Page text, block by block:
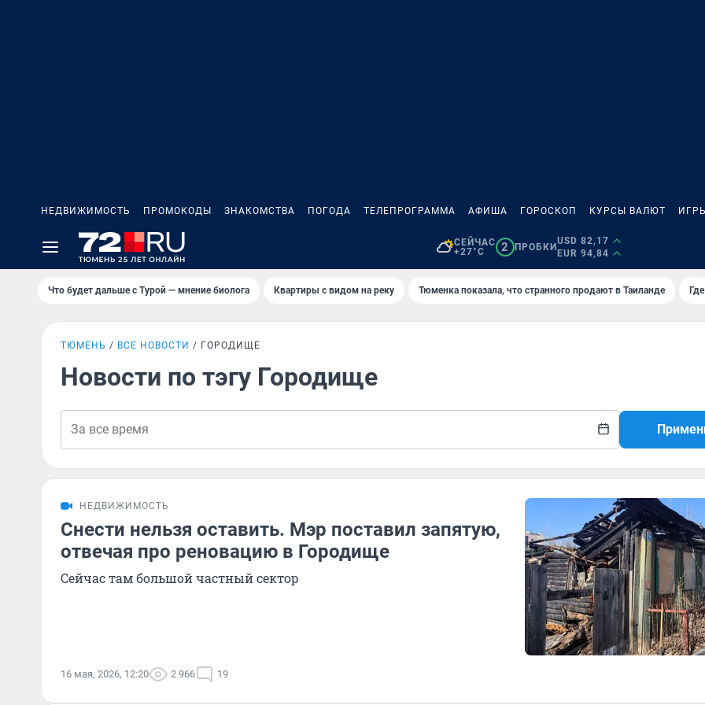
НЕДВИЖИМОСТЬ ПРОМОКОДЫ ЗНАКОМСТВА ПОГОДА ТЕЛЕПРОГРАММА АФИША ГОРОСКОП КУРСЫ ВАЛЮТ
СЕЙЧАС
+27°C
2 ПРОБКИ
USD 82,17
EUR 94,84
Что будет дальше с Турой — мнение биолога Квартиры с видом на реку Тюменка показала, что странного продают в Таиланде
ТЮМЕНЬ ВСЕ НОВОСТИ ГОРОДИЩЕ
Новости по тэгу Городище
НЕДВИЖИМОСТЬ
Снести нельзя оставить. Мэр поставил запятую,
отвечая про реновацию в Городище
Сейчас там большой частный сектор
16 мая, 2026, 12:20 2 966 19